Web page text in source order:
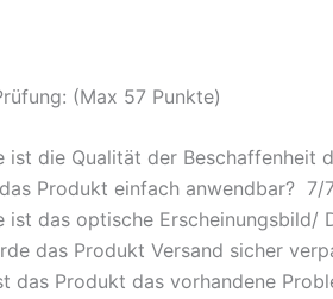
(Max 57 Punkte)
ist die Qualität der Beschaffenheit
Produkt einfach anwendbar? 7/
ist das optische Erscheinungsbild/
das Produkt Versand sicher
das Produkt das vorhandene